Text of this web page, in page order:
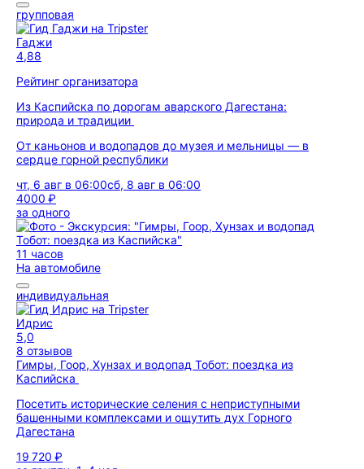
групповая
Гаджи
4,88
Рейтинг организатора
Из Каспийска по дорогам аварского Дагестана:
природа и традиции
От каньонов и водопадов до музея и мельницы — в
сердце горной республики
чт, 6 авг в 06:00сб, 8 авг в 06:00
4000 ₽
за одного
11 часов
На автомобиле
индивидуальная
Идрис
5,0
8 отзывов
Гимры, Гоор, Хунзах и водопад Тобот: поездка из
Каспийска
Посетить исторические селения с неприступными
башенными комплексами и ощутить дух Горного
Дагестана
19 720 ₽